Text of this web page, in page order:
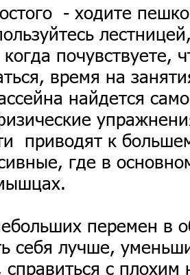
- ходите
почувствуете,
время на
найдется
приводят к
где в
перемен в
себя лучше,
с плохим